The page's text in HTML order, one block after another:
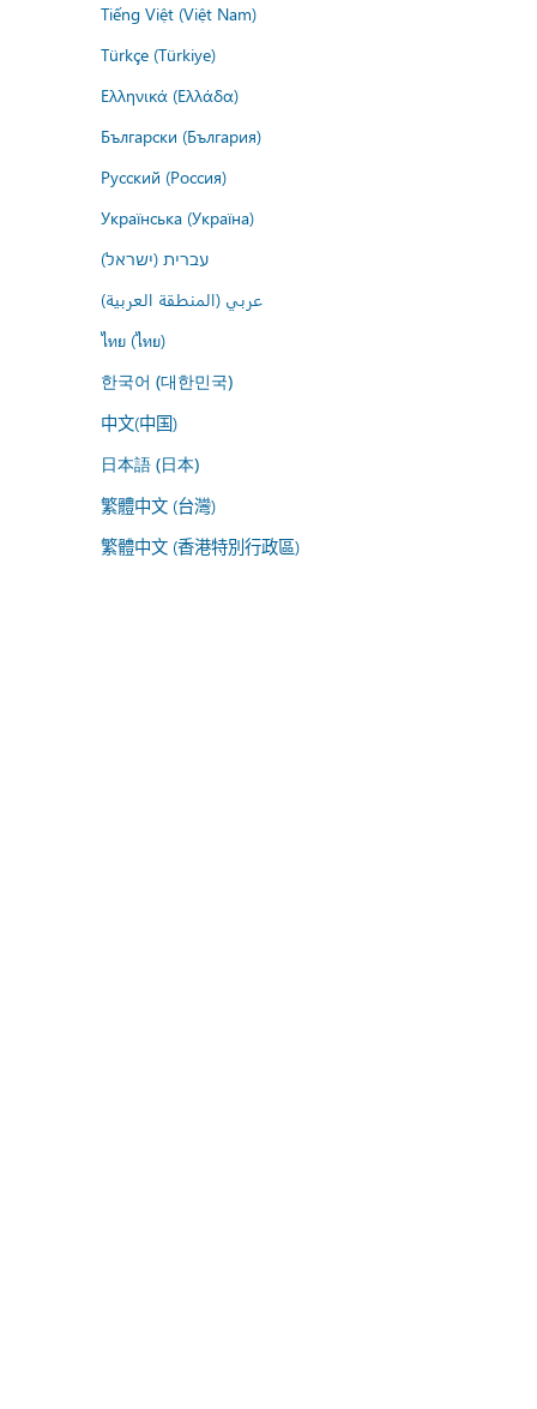
Tiếng Việt (Việt Nam)
Türkçe (Türkiye)
Ελληνικά (Ελλάδα)
Български (България)
Русский (Россия)
Українська (Україна)
עברית (ישראל)
عربي (المنطقة العربية)
ไทย (ไทย)
한국어 (대한민국)
中文(中国)
日本語 (日本)
繁體中文 (台灣)
繁體中文 (香港特別行政區)